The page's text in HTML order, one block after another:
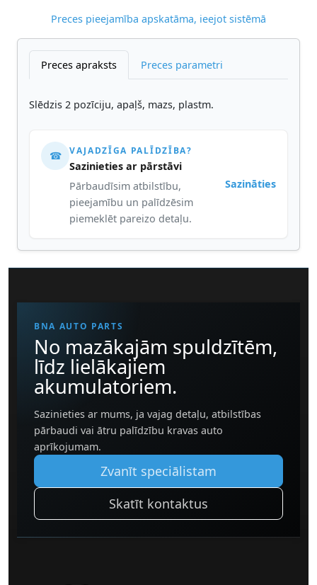
Preces pieejamība apskatāma, ieejot sistēmā
Preces apraksts Preces parametri
Slēdzis 2 pozīciju, apaļš, mazs, plastm.
☎ VAJADZĪGA PALĪDZĪBA?
Sazinieties ar pārstāvi
Pārbaudīsim atbilstību,
pieejamību un palīdzēsim
piemeklēt pareizo detaļu.
Sazināties
BNA AUTO PARTS
No mazākajām spuldzītēm,
līdz lielākajiem
akumulatoriem.
Sazinieties ar mums, ja vajag detaļu, atbilstības
pārbaudi vai ātru palīdzību kravas auto
aprīkojumam.
Zvanīt speciālistam
Skatīt kontaktus